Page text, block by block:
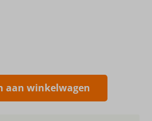
aan winkelwagen